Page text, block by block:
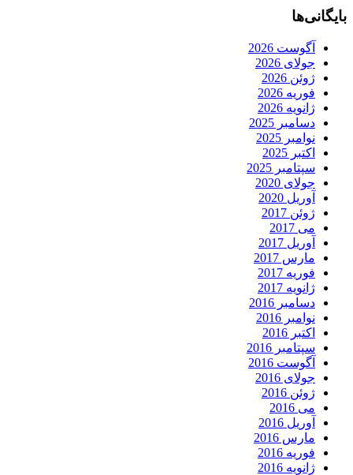
بایگانی‌ها
آگوست 2026
جولای 2026
ژوئن 2026
فوریه 2026
ژانویه 2026
دسامبر 2025
نوامبر 2025
اکتبر 2025
سپتامبر 2025
جولای 2020
آوریل 2020
ژوئن 2017
می 2017
آوریل 2017
مارس 2017
فوریه 2017
ژانویه 2017
دسامبر 2016
نوامبر 2016
اکتبر 2016
سپتامبر 2016
آگوست 2016
جولای 2016
ژوئن 2016
می 2016
آوریل 2016
مارس 2016
فوریه 2016
ژانویه 2016